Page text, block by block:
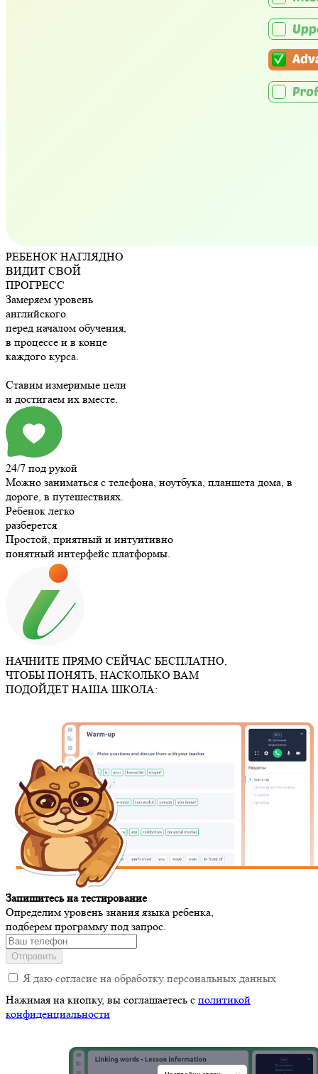
РЕБЕНОК НАГЛЯДНО
ВИДИТ СВОЙ
ПРОГРЕСС
Замеряем уровень
английского
перед началом обучения,
в процессе и в конце
каждого курса.
Ставим измеримые цели
и достигаем их вместе.
24/7 под рукой
Можно заниматься с телефона, ноутбука, планшета дома, в
дороге, в путешествиях.
Ребенок легко
разберется
Простой, приятный и интуитивно
понятный интерфейс платформы.
НАЧНИТЕ ПРЯМО СЕЙЧАС БЕСПЛАТНО,
ЧТОБЫ ПОНЯТЬ, НАСКОЛЬКО ВАМ
ПОДОЙДЕТ НАША ШКОЛА:
Запишитесь натестирование
Определим уровень знания языка ребенка,
подберем программу под запрос.
Отправить
Я даю согласие на обработку персональных данных
Нажимая на кнопку, вы соглашаетесь c политикой
конфиденциальности